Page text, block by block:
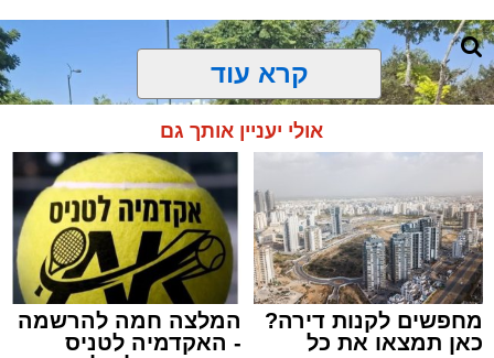
קרא עוד
אולי יעניין אותך גם
מחפשים לקנות דירה?
כאן תמצאו את כל
המלצה חמה להרשמה
- האקדמיה לטניס